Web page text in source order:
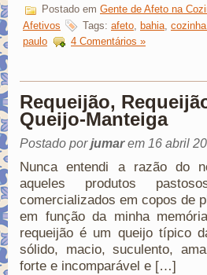
Postado em Gente de Afeto na
Afetivos
Tags: afeto bahia
paulo
4 Comentários »
Requeijão,
Queijo-Manteiga
Postado porjumarem 16 abril
Nunca entendi a razão do
aqueles produtos
comercializados em copos de
em função da minha
requeijão é um queijo típico
sólido, macio, suculento,
forte e incomparável e […]